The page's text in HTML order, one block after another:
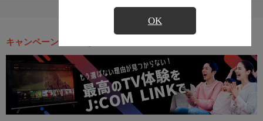
OK
キャンペーン・お得な情報